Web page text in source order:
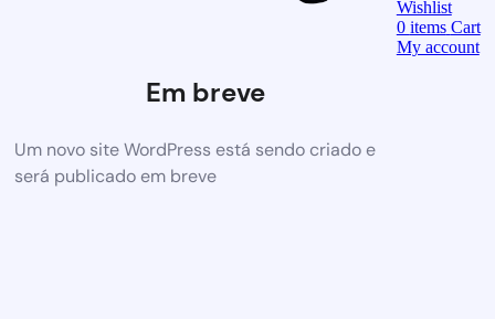
Em breve
Um novo site WordPress está sendo criado e
será publicado em breve
Wishlist
0 items Cart
My account